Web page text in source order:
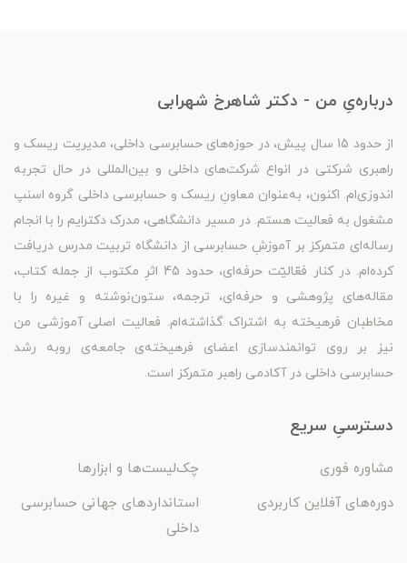
درباره‌یِ من - دکتر شاهرخ شهرابی
از حدود 15 سال پیش، در حوزه‌های حسابرسی داخلی، مدیریت ریسک و
راهبری شرکتی در انواع شرکت‌های داخلی و بین‌المللی در حال تجربه
اندوزی‌ام. اکنون، به‌عنوان معاونِ ریسک و حسابرسی داخلی گروه اسنپ
مشغول به فعالیت هستم. در مسیر دانشگاهی، مدرک دکترایم را با انجام
رساله‌ای متمرکز بر آموزشِ حسابرسی از دانشگاه تربیت مدرس دریافت
کرده‌ام. در کنار فعّالیّت حرفه‌ای، حدود 45 اثرِ مکتوب از جمله کتاب،
مقاله‌های پژوهشی و حرفه‌ای، ترجمه، ستون‌نوشته و غیره را با
مخاطبان فرهیخته به اشتراک گذاشته‌ام. فعالیت اصلی آموزشی من
نیز بر روی توانمندسازی اعضای فرهیخته‌ی جامعه‌ی روبه رشد
حسابرسی داخلی در آکادمی راهبر متمرکز است.
دسترسیِ سریع
مشاوره فوری
چک‌لیست‌ها و ابزارها
دوره‌های آفلاین کاربردی
استانداردهای جهانی حسابرسی
داخلی